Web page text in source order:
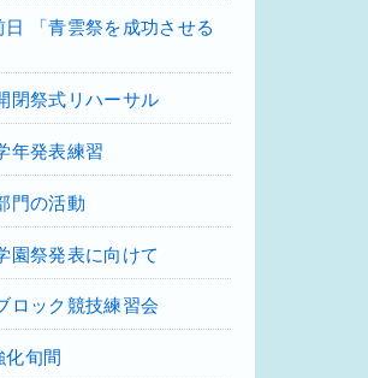
日 「青雲祭を成功させる
閉祭式リハーサル
年発表練習
門の活動
園祭発表に向けて
ロック競技練習会
化旬間